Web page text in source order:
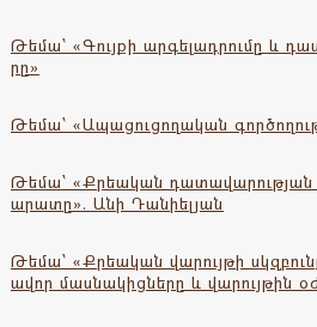
Թեմա՝ «Գույքի արգելադրումը և
րը»
Թեմա՝ «Ապացուցողական
Թեմա՝ «Քրեական դատավարության
արատը». Անի Դանիելյան
Թեմա՝ «Քրեական վարույթի
ավոր մասնակիցները և վարույթին